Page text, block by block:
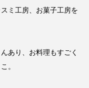
ミ工房、お菓子工房を
あり、お料理もすごく
。